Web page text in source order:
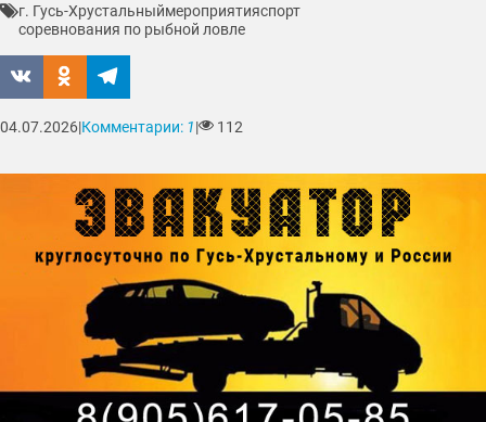
г. Гусь-Хрустальныймероприятияспорт
соревнования по рыбной ловле
04.07.2026|Комментарии: 1| 112